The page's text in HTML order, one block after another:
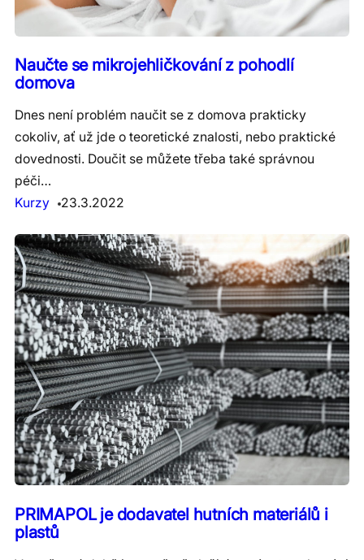
Naučte se mikrojehličkování z pohodlí
domova
Dnes není problém naučit se z domova prakticky
cokoliv, ať už jde o teoretické znalosti, nebo praktické
dovednosti. Doučit se můžete třeba také správnou
péči…
Kurzy
23.3.2022
PRIMAPOL je dodavatel hutních materiálů i
plastů